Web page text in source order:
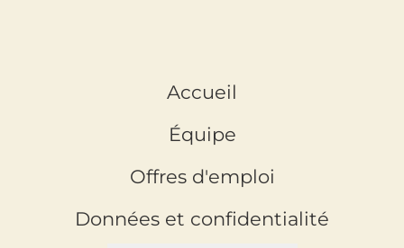
Accueil
Équipe
Offres d'emploi
Données et confidentialité